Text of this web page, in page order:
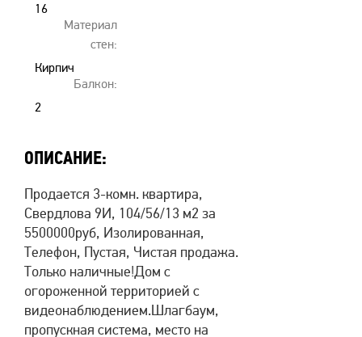
16
Материал
стен:
Кирпич
Балкон:
2
ОПИСАНИЕ:
Продается 3-комн. квартира,
Свердлова 9И, 104/56/13 м2 за
5500000руб, Изолированная,
Телефон, Пустая, Чистая продажа.
Только наличные!Дом с
огороженной территорией с
видеонаблюдением.Шлагбаум,
пропускная система, место на